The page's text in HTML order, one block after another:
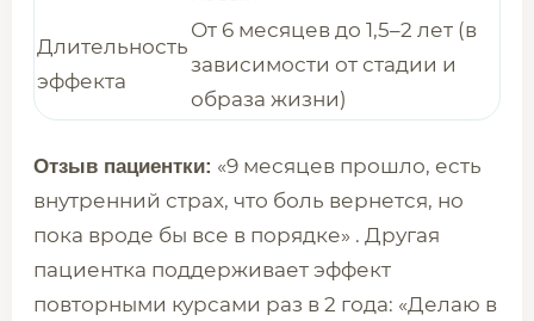
Длительность
эффекта
От 6 месяцев до 1,5–2 лет (в
зависимости от стадии и
образа жизни)
Отзыв пациентки: «9 месяцев прошло, есть
внутренний страх, что боль вернется, но
пока вроде бы все в порядке» . Другая
пациентка поддерживает эффект
повторными курсами раз в 2 года: «Делаю в